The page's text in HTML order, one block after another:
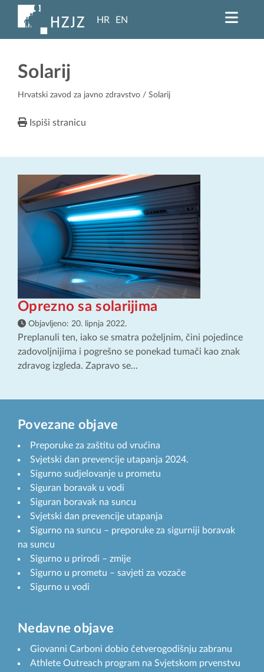
HR EN
Solarij
Hrvatski zavod za javno zdravstvo / Solarij
Ispiši stranicu
Oprezno sa solarijima
Objavljeno: 20. lipnja 2022.
Preplanuli ten, iako se smatra poželjnim, čini pojedince
zadovoljnijima i pogrešno se ponekad tumači kao znak
zdravog izgleda. Zapravo se...
Povezane objave
Preporuke za zaštitu od vrućina
Svjetski dan prevencije utapanja 2024.
Sigurno sudjelovanje u prometu
Siguran boravak u vodi
Siguran boravak na suncu
Svjetski dan prevencije utapanja
Sigurno na suncu – preporuke za sigurniji boravak
na suncu
Sigurno u prirodi – zmije
Sigurno u prometu – savjeti za vozače
Sigurno u vodi
Nedavne objave
Giovanni Carboni dobio četverogodišnju zabranu
Athlete Outreach program na Svjetskom prvenstvu